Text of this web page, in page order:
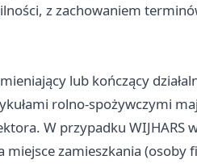
z zachowaniem
lub kończący
rolno-spożywczymi
W przypadku WIJHARS
miejsce zamieszkania (osoby